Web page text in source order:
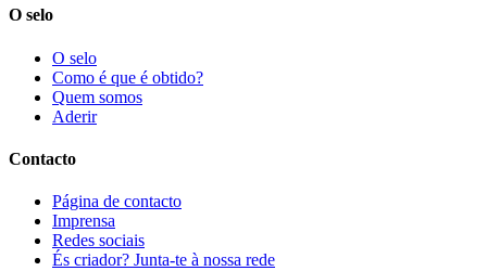
O selo
O selo
Como é que é obtido?
Quem somos
Aderir
Contacto
Página de contacto
Imprensa
Redes sociais
És criador? Junta-te à nossa rede